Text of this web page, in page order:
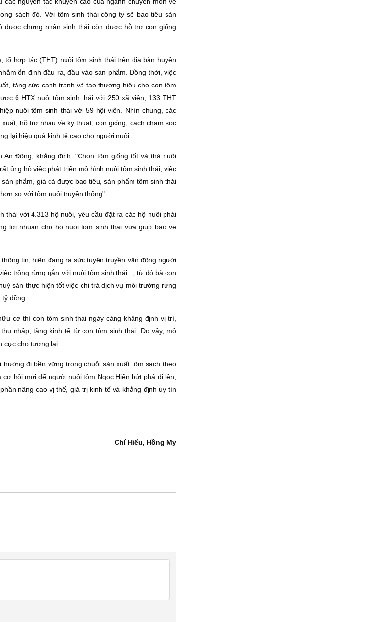
sách đỏ. Với tôm sinh thái công ty sẽ bao tiêu sản
chứng nhận sinh thái còn được hỗ trợ con giống
hợp tác (THT) nuôi tôm sinh thái trên địa bàn huyện
ổn định đầu ra, đầu vào sản phẩm. Ðồng thời, việc
tăng sức cạnh tranh và tạo thương hiệu cho con tôm
6 HTX nuôi tôm sinh thái với 250 xã viên, 133 THT
nuôi tôm sinh thái với 59 hội viên. Nhìn chung, các
hỗ trợ nhau về kỹ thuật, con giống, cách chăm sóc
lại hiệu quả kinh tế cao cho người nuôi.
Ðông, khẳng định: "Chọn tôm giống tốt và thả nuôi
ủng hộ việc phát triển mô hình nuôi tôm sinh thái, việc
phẩm, giá cả được bao tiêu, sản phẩm tôm sinh thái
so với tôm nuôi truyền thống".
thái với 4.313 hộ nuôi, yêu cầu đặt ra các hộ nuôi phải
lợi nhuận cho hộ nuôi tôm sinh thái vừa giúp bảo vệ
tin, hiện đang ra sức tuyên truyền vận động người
trồng rừng gắn với nuôi tôm sinh thái..., từ đó bà con
sản thực hiện tốt việc chi trả dịch vụ môi trường rừng
đồng.
cơ thì con tôm sinh thái ngày càng khẳng định vị trí,
nhập, tăng kinh tế từ con tôm sinh thái. Do vậy, mô
cực cho tương lai.
đi bền vững trong chuỗi sản xuất tôm sạch theo
hội mới để người nuôi tôm Ngọc Hiển bứt phá đi lên,
nâng cao vị thế, giá trị kinh tế và khẳng định uy tín
Chí Hiểu, Hồng My